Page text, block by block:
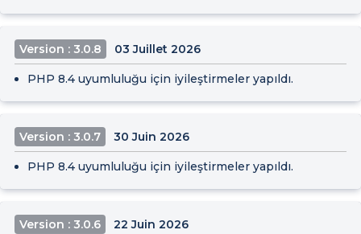
Version : 3.0.8 03 Juillet 2026
PHP 8.4 uyumluluğu için iyileştirmeler yapıldı.
Version : 3.0.7 30 Juin 2026
PHP 8.4 uyumluluğu için iyileştirmeler yapıldı.
Version : 3.0.6 22 Juin 2026